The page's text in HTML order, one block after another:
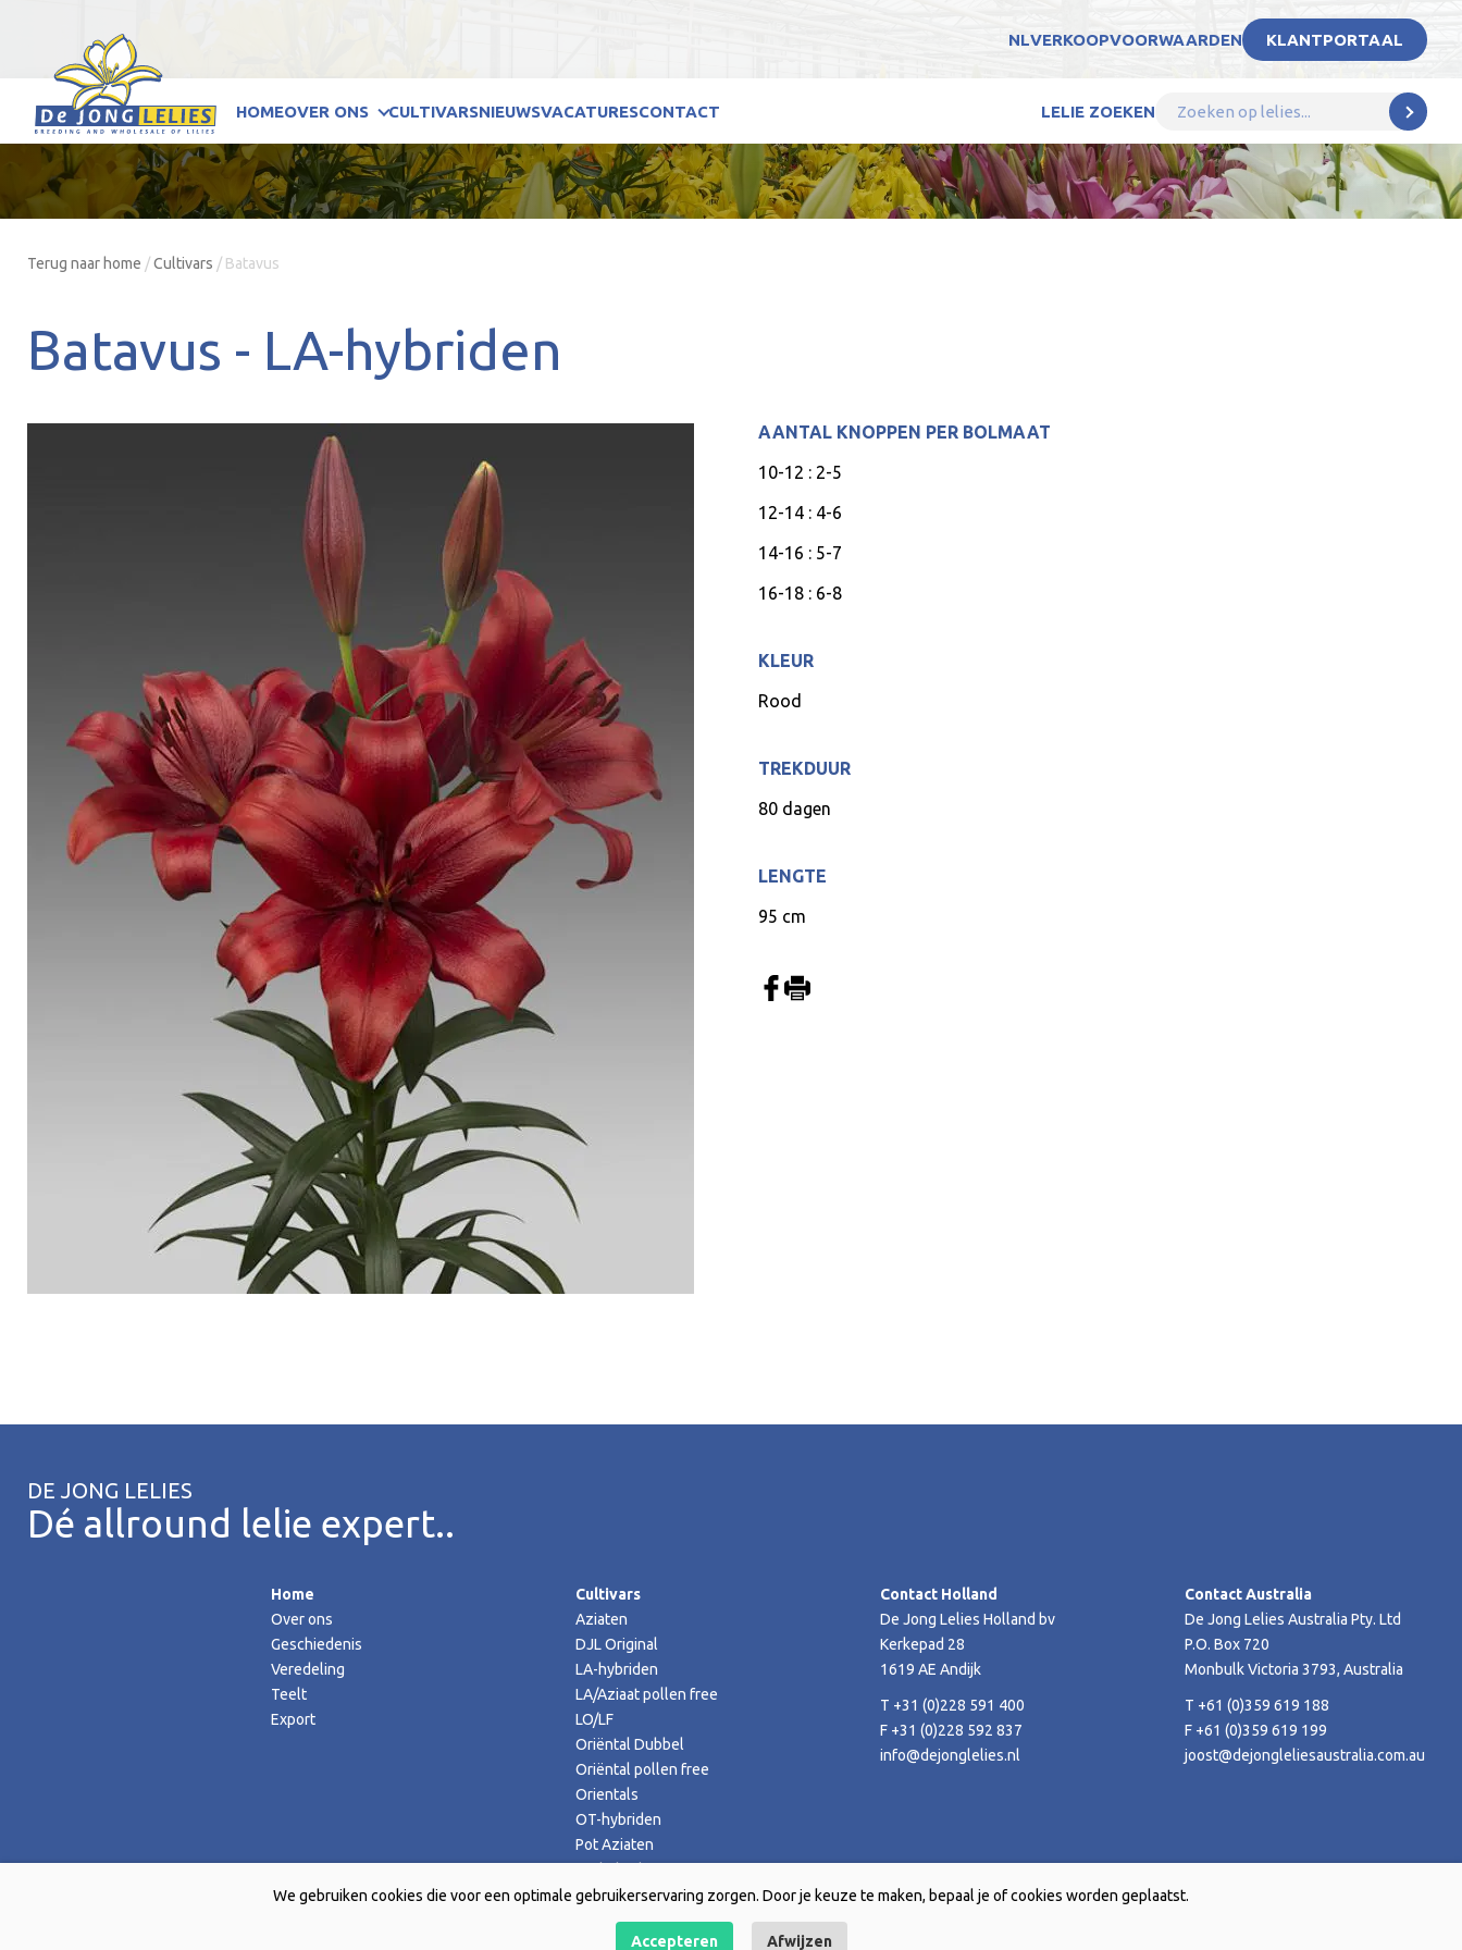
NLVERKOOPVOORWAARDEN KLANTPORTAAL
HOMEOVER ONS CULTIVARSNIEUWSVACATURESCONTACT LELIE ZOEKEN
Terug naar home /Cultivars / Batavus
Batavus - LA-hybriden
AANTAL KNOPPEN PER BOLMAAT
10-12 : 2-5
12-14 : 4-6
14-16 : 5-7
16-18 : 6-8
KLEUR
Rood
TREKDUUR
80 dagen
LENGTE
95 cm
DE JONG LELIES
Dé allround lelie expert..
Home
Over ons
Geschiedenis
Veredeling
Teelt
Export
Cultivars
Aziaten
DJL Original
LA-hybriden
LA/Aziaat pollen free
LO/LF
Oriëntal Dubbel
Oriëntal pollen free
Orientals
OT-hybriden
Pot Aziaten
Contact Holland
De Jong Lelies Holland bv
Kerkepad 28
1619 AE Andijk
T +31 (0)228 591 400
F +31 (0)228 592 837
info@dejonglelies.nl
Contact Australia
De Jong Lelies Australia Pty. Ltd
P.O. Box 720
Monbulk Victoria 3793, Australia
T +61 (0)359 619 188
F +61 (0)359 619 199
joost@dejongleliesaustralia.com.au
We gebruiken cookies die voor een optimale gebruikerservaring zorgen. Door je keuze te maken, bepaal je of cookies worden geplaatst.
Accepteren Afwijzen